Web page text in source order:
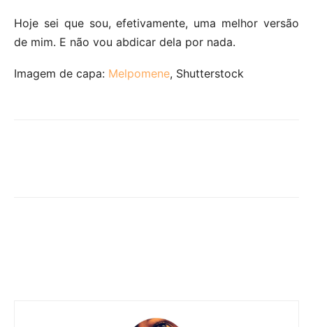
Hoje sei que sou, efetivamente, uma melhor versão
de mim. E não vou abdicar dela por nada.
Imagem de capa: Melpomene, Shutterstock